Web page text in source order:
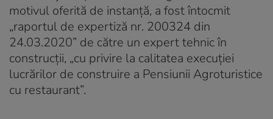
motivul oferită de instanță, a fost întocmit
„raportul de expertiză nr. 200324 din
24.03.2020” de către un expert tehnic în
construcții, „cu privire la calitatea execuției
lucrărilor de construire a Pensiunii Agroturistice
cu restaurant”.